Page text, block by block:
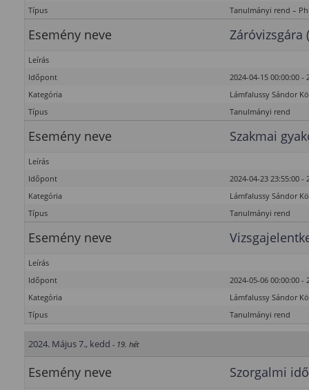
Típus
Tanulmányi rend –
Esemény neve Záróvizsgára
Leírás
Időpont
2024-04-15 00:00:00 -
Kategória
Lámfalussy Sándor
Típus
Tanulmányi rend
Esemény neve Szakmai
Leírás
Időpont
2024-04-23 23:55:00 -
Kategória
Lámfalussy Sándor
Típus
Tanulmányi rend
Esemény neve
Leírás
Időpont
2024-05-06 00:00:00 -
Kategória
Lámfalussy Sándor
Típus
Tanulmányi rend
2024. Május 7., kedd - 19. hét
Esemény neve Szorgalmi